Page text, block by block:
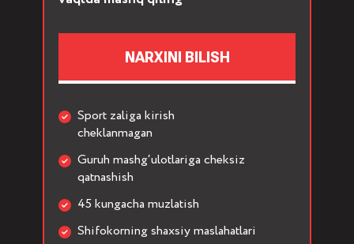
NARXINI BILISH
Sport zaliga kirish
cheklanmagan
Guruh mashg‘ulotlariga cheksiz
qatnashish
45 kungacha muzlatish
Shifokorning shaxsiy maslahatlari